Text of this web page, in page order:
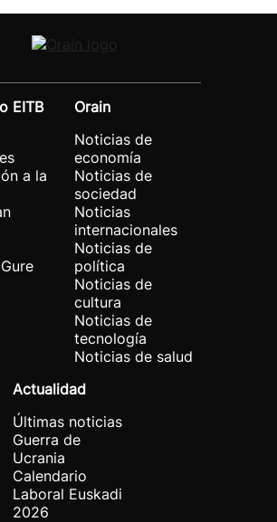
EITB
a la
Orain
Noticias de
economía
Noticias de
sociedad
Noticias
internacionales
Noticias de
política
Noticias de
cultura
Noticias de
tecnología
Noticias de salud
Actualidad
Últimas noticias
Guerra de
Ucrania
Calendario
Laboral Euskadi
2026